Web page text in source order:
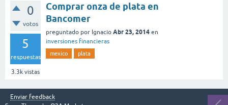
0
votos
5
respuestas
3.3k vistas
Comprar onza de plata en
Bancomer
preguntado por Ignacio Abr 23, 2014 en
inversiones financieras
mexico plata
Enviar feedback